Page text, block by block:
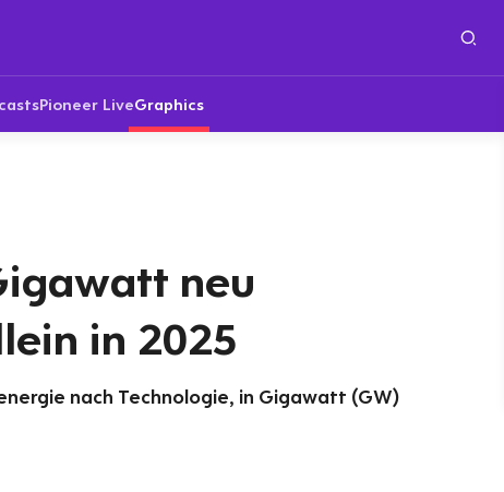
Pioneer LiveGraphics
neu
in 2025
nach Technologie, in Gigawatt (GW)